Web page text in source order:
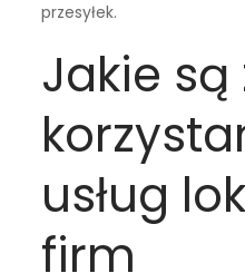
przesyłek.
Jakie
usług
firm